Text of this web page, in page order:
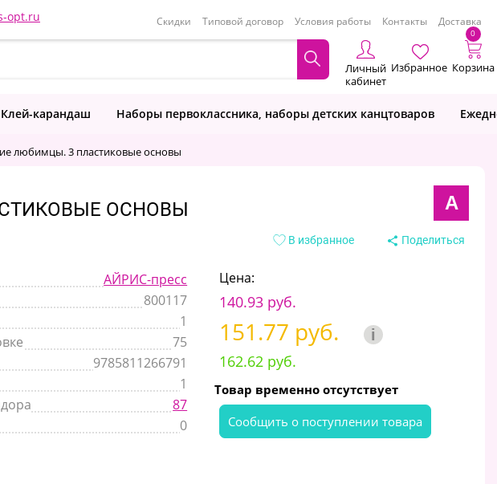
opt.ru Скидки Типовой договор Условия работы Контакты Доставка
Личный
кабинет
Избранное
0
Корзина
Клей-карандаш Наборы первоклассника, наборы детских канцтоваров
любимцы. 3 пластиковые основы
ОСНОВЫ А
В избранное Поделиться
АЙРИС-пресс
800117
1
75
9785811266791
1
87
0
Цена:
140.93 руб.
151.77 руб. i
162.62 руб.
Товар временно отсутствует
Cообщить о поступлении товара